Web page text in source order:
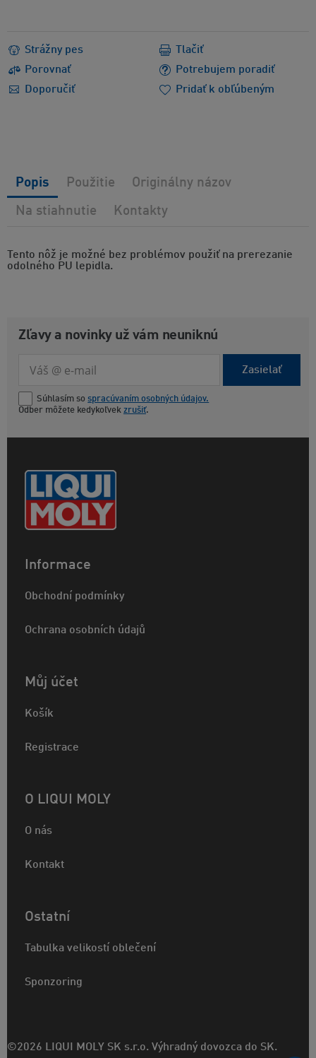
Strážny pes
Porovnať
Potrebujem poradiť
Doporučiť
Tlačiť
Pridať k obľúbeným
Tento nôž je možné bez problémov použiť na prerezanie
odolného PU lepidla.
Popis Použitie Originálny názov
Na stiahnutie Kontakty
Zľavy a novinky už vám neuniknú
Zasielať
Súhlasím so spracúvaním osobných údajov.
Odber môžete kedykoľvek zrušiť.
Informace
Obchodní podmínky
Ochrana osobních údajů
Můj účet
Košík
Registrace
O LIQUI MOLY
O nás
Kontakt
Ostatní
Tabulka velikostí oblečení
Sponzoring
©2026 LIQUI MOLY SK s.r.o. Výhradný dovozca do SK.